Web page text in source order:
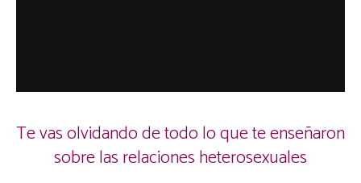
Te vas olvidando de todo lo que te enseñaron
sobre las relaciones heterosexuales